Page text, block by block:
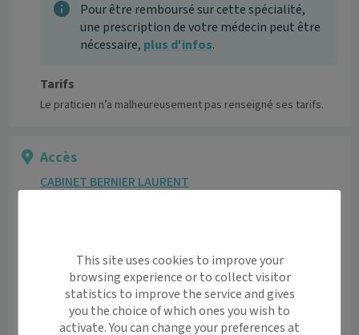
Pour être remboursé sur cette spécialité,
une prescription de votre médecin peut être
nécessaire, plus d'infos.
Tarifs
Le praticien n’a malheureusement pas renseigné ses tarifs.
Accès
CABINET BERNIER LAURENT
−
This site uses cookies to improve your
browsing experience or to collect visitor
statistics to improve the service and gives
you the choice of which ones you wish to
activate. You can change your preferences at